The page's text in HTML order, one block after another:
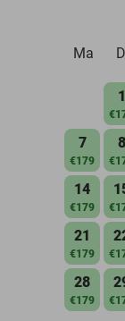
Ma
1
7
€179
8
14
€179
21
€179
28
€179